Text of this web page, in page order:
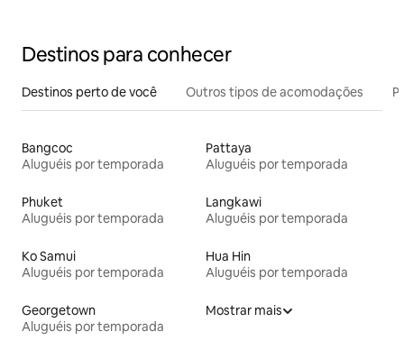
Destinos para conhecer
Destinos perto de você Outros tipos de acomodações
Bangcoc
Aluguéis por temporada
Pattaya
Aluguéis por temporada
Phuket
Aluguéis por temporada
Langkawi
Aluguéis por temporada
Ko Samui
Aluguéis por temporada
Hua Hin
Aluguéis por temporada
Georgetown
Aluguéis por temporada
Mostrar mais